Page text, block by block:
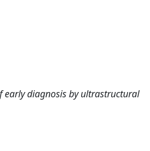
early diagnosis by ultrastructural